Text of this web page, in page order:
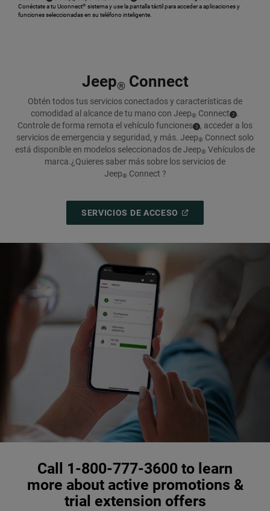
Conéctate a tu Uconnect® sistema y use la pantalla táctil para acceder a aplicaciones y
funciones seleccionadas en su teléfono inteligente.
Jeep®Connect
Obtén todos tus servicios conectados y características de
comodidad al alcance de tu mano con Jeep® Connect ( Disclosure
2) .
Controle de forma remota el vehículofunciones ( Disclosure
3) , acceder a los
servicios de emergencia y seguridad, y más. Jeep® Connect solo
está disponible en modelos seleccionados de Jeep® Vehículos de
marca.¿Quieres saber más sobre los servicios de
Jeep®Connect ?
SERVICIOS DE ACCESO OPEN
WINDOW)
Call 1-800-777-3600 to learn
more about active promotions &
trial extension offers